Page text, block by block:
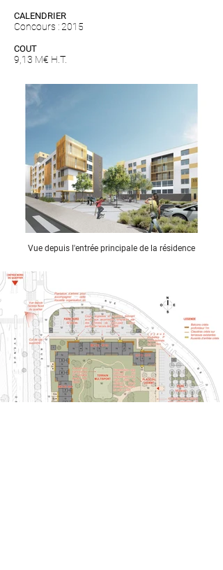
CALENDRIER
Concours : 2015
COUT
9,13 M€ H.T.
Vue depuis l'entrée principale de la résidence